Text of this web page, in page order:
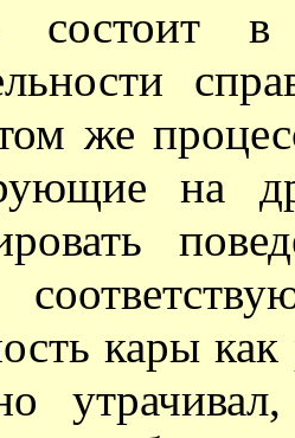
состоит
же
на
кары